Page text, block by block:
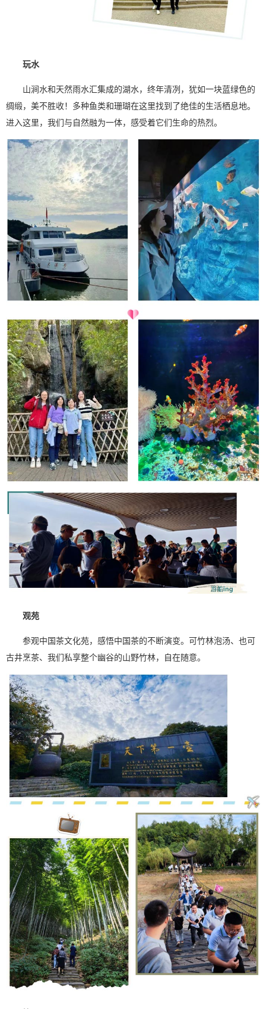
玩水
山涧水和天然雨水汇集成的湖水，终年清冽，犹如一块蓝绿色的
绸缎，美不胜收！多种鱼类和珊瑚在这里找到了绝佳的生活栖息地。
进入这里，我们与自然融为一体，感受着它们生命的热烈。
观苑
参观中国茶文化苑，感悟中国茶的不断演变。可竹林泡汤、也可
古井烹茶、我们私享整个幽谷的山野竹林，自在随意。